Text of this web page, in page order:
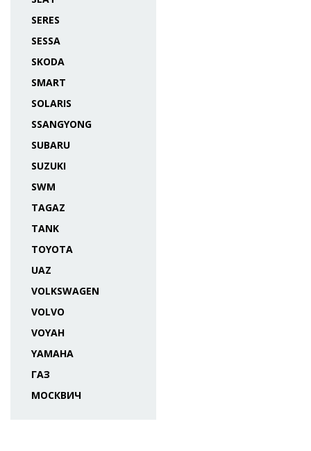
SERES
SESSA
SKODA
SMART
SOLARIS
SSANGYONG
SUBARU
SUZUKI
SWM
TAGAZ
TANK
TOYOTA
UAZ
VOLKSWAGEN
VOLVO
VOYAH
YAMAHA
ГАЗ
МОСКВИЧ